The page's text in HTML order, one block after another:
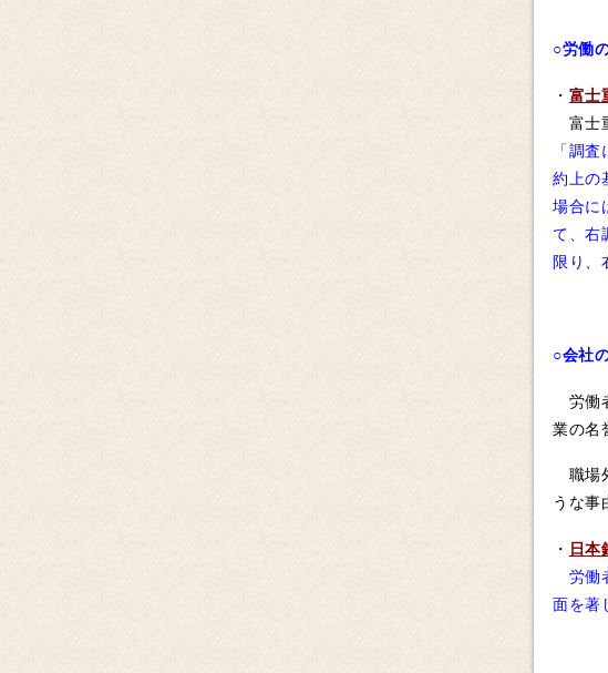
○労働
・ 富士
富士
「調
約上の
場合に
て、右
限り、
○会社
労働
業の名
職場
うな事
・ 日本
労働
面を著